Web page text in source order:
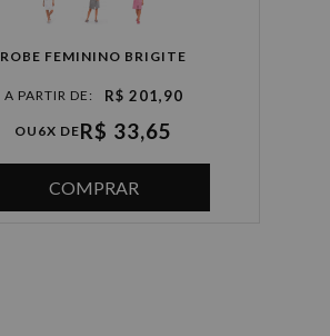
ROBE FEMININO BRIGITE
R$ 201,90
OU 6X DER$ 33,65
COMPRAR